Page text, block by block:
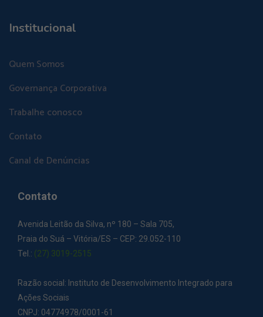
Institucional
Quem Somos
Governança Corporativa
Trabalhe conosco
Contato
Canal de Denúncias
Contato
Avenida Leitão da Silva, nº 180 – Sala 705,
Praia do Suá – Vitória/ES – CEP: 29.052-110
Tel.: (27) 3019-2515
Razão social: Instituto de Desenvolvimento Integrado para
Ações Sociais
CNPJ: 04774978/0001-61